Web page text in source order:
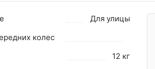
Для улицы
колес
12 кг